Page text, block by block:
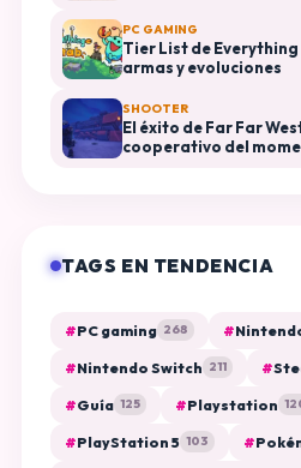
PC GAMING
Tier List de
armas y evoluciones
SHOOTER
El éxito de Far Far
cooperativo del
TAGS EN TENDENCIA
#PC gaming 268 #
#Nintendo Switch 211 #
#Guía 125 #Playstation
#PlayStation 5 103 #